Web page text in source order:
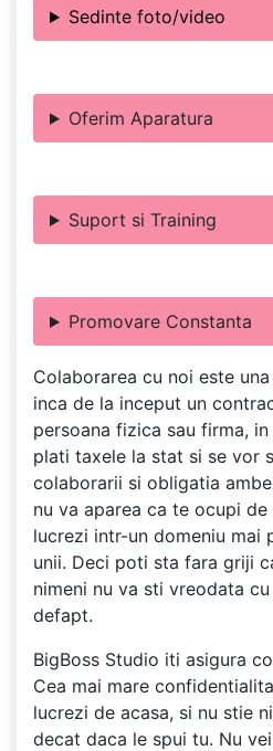
Sedinte foto/video
Oferim Aparatura
Suport si Training
Promovare Constanta
Colaborarea cu noi este
inca de la inceput un
persoana fizica sau firma,
plati taxele la stat si se vor
colaborarii si obligatia
nu va aparea ca te ocupi
lucrezi intr-un domeniu mai
unii. Deci poti sta fara griji
nimeni nu va sti vreodata
defapt.
BigBoss Studio iti asigura
Cea mai mare
lucrezi de acasa, si nu stie
decat daca le spui tu. Nu